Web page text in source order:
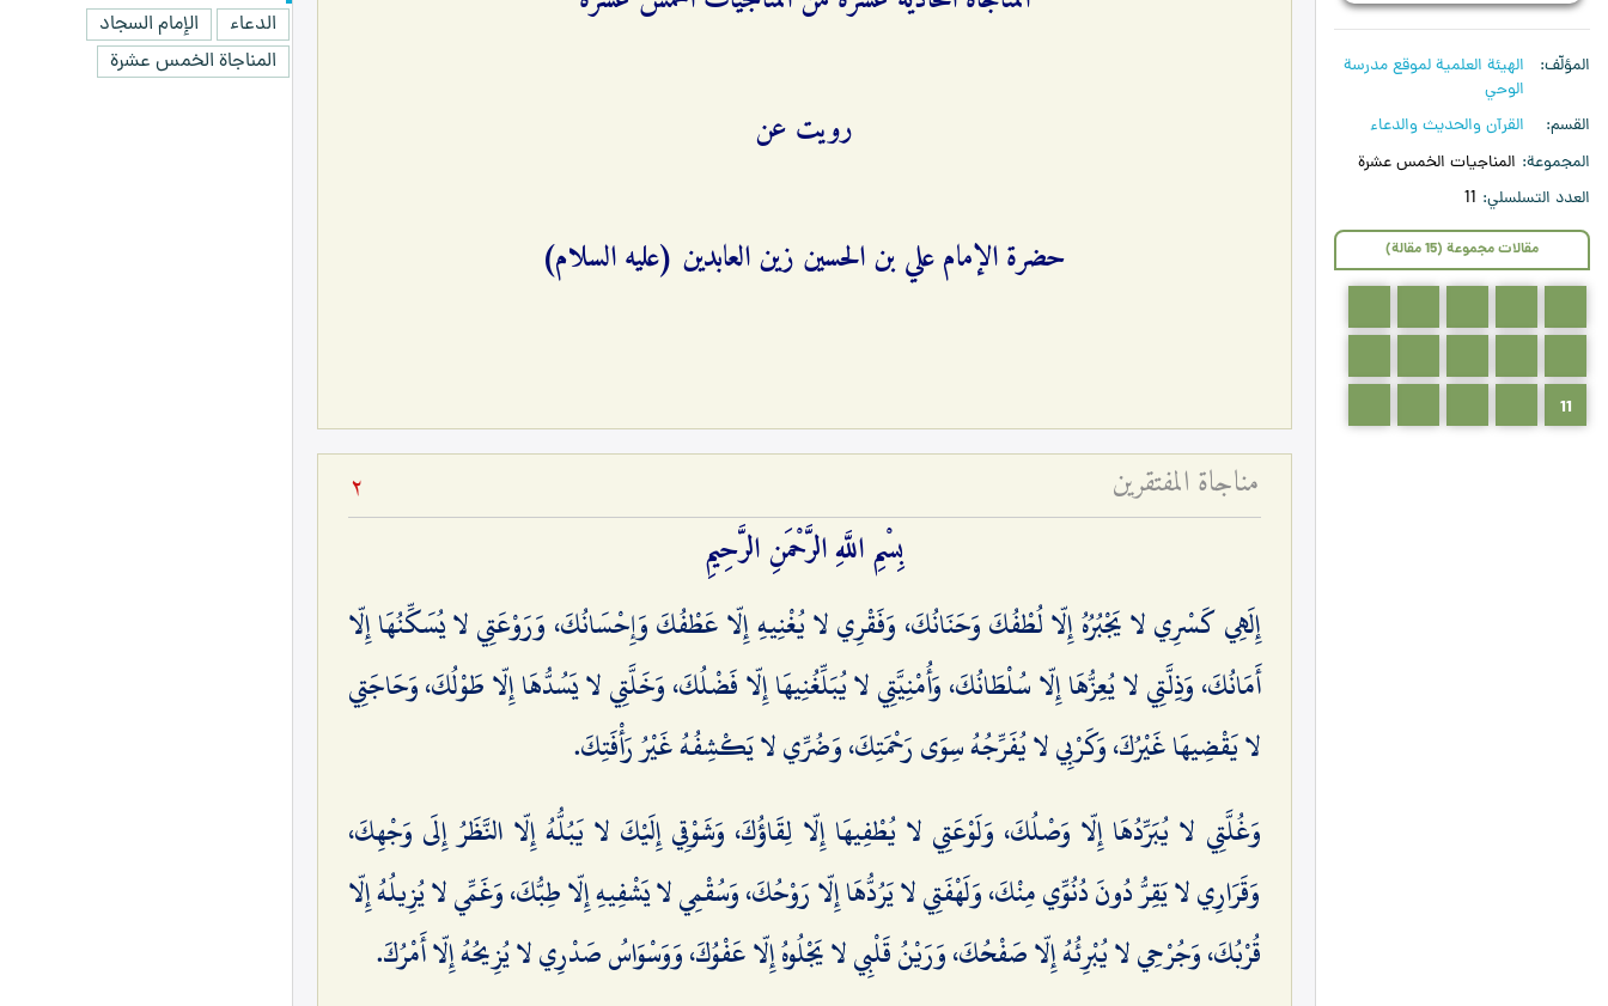
المؤلّف
الهیئة العلمیة لموقع مدرسة
الوحي
القسم
القرآن والحديث والدعاء
المجموعة المناجيات الخمس عشرة
العدد التسلسلي 11
مقالات مجموعة (15 مقالة)
11
رويت عن
حضرة الإمام علي بن الحسين زين العابدين (عليه السلام)
مناجاة المفتقرين 2
بِسْمِ اللَّهِ الرَّحْمَنِ الرَّحِيمِ
إِلَهِي كَسْرِي لا يَجْبُرُهُ إِلّا لُطْفُكَ وَحَنَانُكَ، وَفَقْرِي لا يُغْنِيهِ إِلّا عَطْفُكَ وَإِحْسَانُكَ، وَرَوْعَتِي لا يُسَكِّنُهَا إِلّا
أَمَانُكَ، وَذِلَّتِي لا يُعِزُّهَا إِلّا سُلْطَانُكَ، وَأُمْنِيَّتِي لا يُبَلِّغُنِيهَا إِلّا فَضْلُكَ، وَخَلَّتِي لا يَسُدُّهَا إِلّا طَوْلُكَ، وَحَاجَتِي
لا يَقْضِيهَا غَيْرُكَ، وَكَرْبِي لا يُفَرِّجُهُ سِوَى رَحْمَتِكَ، وَضُرِّي لا يَكْشِفُهُ غَيْرُ رَأْفَتِكَ.
وَغُلَّتِي لا يُبَرِّدُهَا إِلّا وَصْلُكَ، وَلَوْعَتِي لا يُطْفِيهَا إِلّا لِقَاؤُكَ، وَشَوْقِي إِلَيْكَ لا يَبُلُّهُ إِلّا النَّظَرُ إِلَى وَجْهِكَ،
وَقَرَارِي لا يَقِرُّ دُونَ دُنُوِّي مِنْكَ، وَلَهْفَتِي لا يَرُدُّهَا إِلّا رَوْحُكَ، وَسُقْمِي لا يَشْفِيهِ إِلّا طِبُّكَ، وَغَمِّي لا يُزِيلُهُ إِلّا
قُرْبُكَ، وَجُرْحِي لا يُبْرِئُهُ إِلّا صَفْحُكَ، وَرَيْنُ قَلْبِي لا يَجْلُوهُ إِلّا عَفْوُكَ، وَوَسْوَاسُ صَدْرِي لا يُزِيحُهُ إِلّا أَمْرُكَ.
الدعاء
الإمام السجاد
المناجاة الخمس عشرة